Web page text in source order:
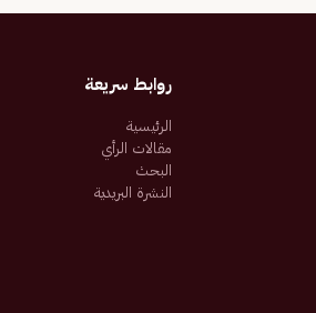
روابط سريعة
الرئيسية
مقالات الرأي
البحث
النشرة البريدية